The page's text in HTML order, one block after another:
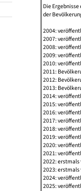
Die
der
2004:
2007:
2008:
2009:
2010:
2011:
2012:
2013:
2014:
2015:
2016:
2017:
2018:
2019:
2020:
2021:
2022:
2023:
2024:
2025: